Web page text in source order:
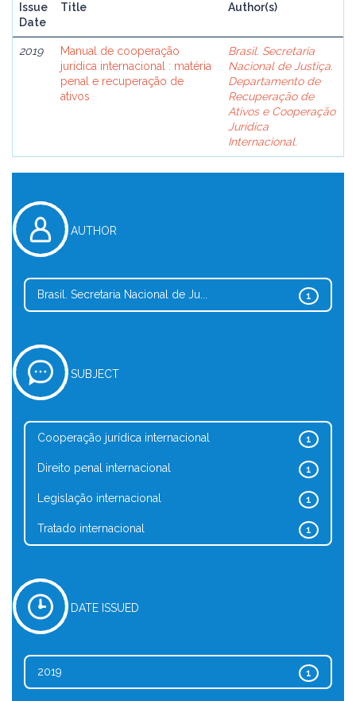
Issue
Date
Title Author(s)
2019
Manual de cooperação
jurídica internacional : matéria
penal e recuperação de
ativos
Brasil. Secretaria
Nacional de Justiça.
Departamento de
Recuperação de
Ativos e Cooperação
Jurídica
Internacional.
AUTHOR
1
Brasil. Secretaria Nacional de Ju...
SUBJECT
1
Cooperação jurídica internacional
1
Direito penal internacional
1
Legislação internacional
1
Tratado internacional
DATE ISSUED
1
2019